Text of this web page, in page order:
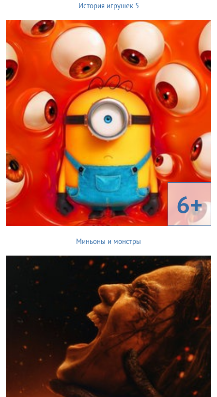
История игрушек 5
6+
Миньоны и монстры